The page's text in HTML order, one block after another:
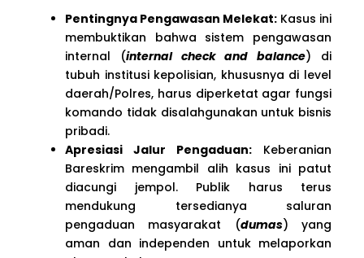
Pentingnya Pengawasan Melekat: Kasus ini
membuktikan bahwa sistem pengawasan
internal (internal check and balance) di
tubuh institusi kepolisian, khususnya di level
daerah/Polres, harus diperketat agar fungsi
komando tidak disalahgunakan untuk bisnis
pribadi.
Apresiasi Jalur Pengaduan: Keberanian
Bareskrim mengambil alih kasus ini patut
diacungi jempol. Publik harus terus
mendukung tersedianya saluran
pengaduan masyarakat (dumas) yang
aman dan independen untuk melaporkan